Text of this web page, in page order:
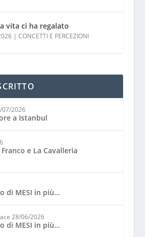
vita ci ha regalato
| CONCETTI E PERCEZIONI
07/2026
a Istanbul
e La Cavalleria
di MESI in più…
28/06/2026
di MESI in più…